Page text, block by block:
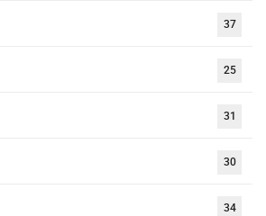
37
25
31
30
34